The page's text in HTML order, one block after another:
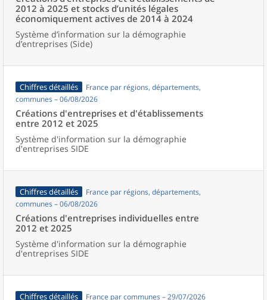
2012 à 2025 et stocks d’unités légales
économiquement actives de 2014 à 2024
Système d’information sur la démographie
d’entreprises (Side)
Chiffres détaillés
France par régions, départements,
communes – 06/08/2026
Créations d'entreprises et d'établissements
entre 2012 et 2025
Système d'information sur la démographie
d'entreprises SIDE
Chiffres détaillés
France par régions, départements,
communes – 06/08/2026
Créations d'entreprises individuelles entre
2012 et 2025
Système d'information sur la démographie
d'entreprises SIDE
Chiffres détaillés France par communes – 29/07/2026